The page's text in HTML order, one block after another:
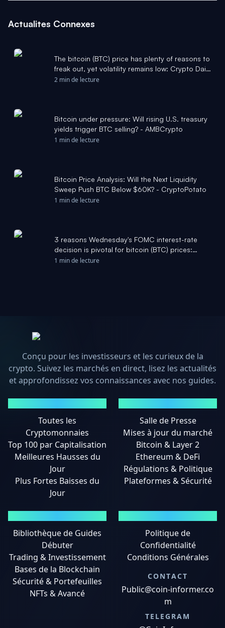
Actualites Connexes
The bitcoin (BTC) price has plenty of reasons to
freak out, yet volatility remains low: Crypto Daily
- CoinDesk
2 min de lecture
Bitcoin under pressure: Will rising U.S. treasury
yields trigger BTC selling? - AMBCrypto
1 min de lecture
Bitcoin Price Analysis: Will the Next Liquidity
Sweep Push BTC Below $60K? - CryptoPotato
1 min de lecture
3 reasons Wednesday's FOMC interest-rate
decision is pivotal for bitcoin (BTC) prices:
Crypto Daily - CoinDesk
1 min de lecture
Conçu pour les investisseurs et les curieux de la
crypto. Suivez les marchés en direct, lisez les actualités
et approfondissez vos connaissances avec nos guides.
Toutes les
Cryptomonnaies
Top 100 par Capitalisation
Meilleures Hausses du
Jour
Plus Fortes Baisses du
Jour
Salle de Presse
Mises à jour du marché
Bitcoin & Layer 2
Ethereum & DeFi
Régulations & Politique
Plateformes & Sécurité
Bibliothèque de Guides
Débuter
Trading & Investissement
Bases de la Blockchain
Sécurité & Portefeuilles
NFTs & Avancé
Politique de
Confidentialité
Conditions Générales
CONTACT
Public@coin-informer.co
m
TELEGRAM